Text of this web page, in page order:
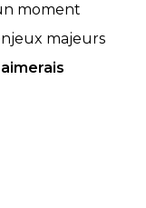
moment
majeurs